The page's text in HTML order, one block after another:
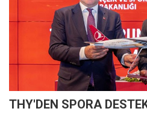
THY'DEN SPORA